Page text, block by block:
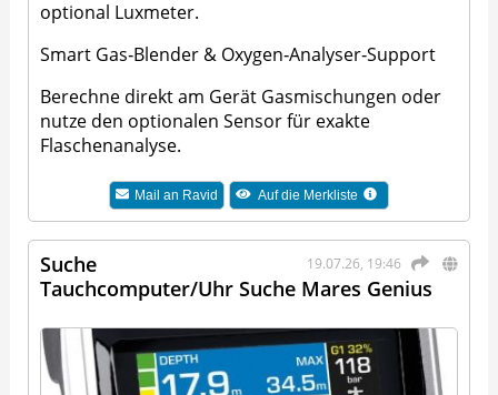
optional Luxmeter.
Smart Gas‑Blender & Oxygen‑Analyser‑Support
Berechne direkt am Gerät Gasmischungen oder
nutze den optionalen Sensor für exakte
Flaschenanalyse.
Mail an Ravid Auf die Merkliste
19.07.26, 19:46
Suche
Tauchcomputer/Uhr Suche Mares Genius